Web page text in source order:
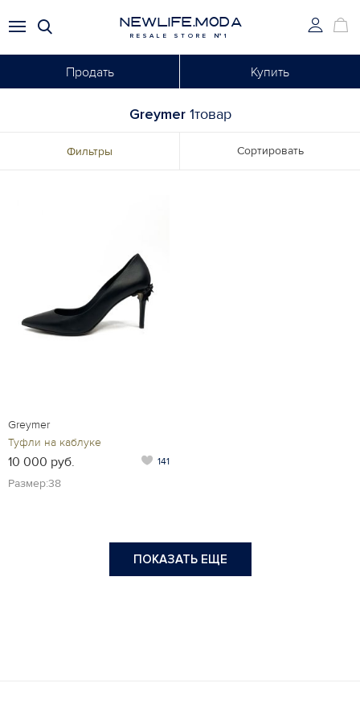
NEWLIFE.MODA
RESALE STORE №1
Продать Купить
Greymer 1товар
Фильтры Сортировать
Greymer
Туфли на каблуке
10 000 руб. 141
Размер:38
ПОКАЗАТЬ ЕЩЕ